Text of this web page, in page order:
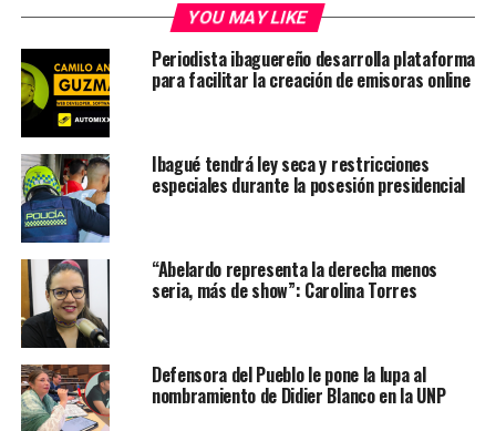
YOU MAY LIKE
Periodista ibaguereño desarrolla plataforma
para facilitar la creación de emisoras online
Ibagué tendrá ley seca y restricciones
especiales durante la posesión presidencial
“Abelardo representa la derecha menos
seria, más de show”: Carolina Torres
Defensora del Pueblo le pone la lupa al
nombramiento de Didier Blanco en la UNP